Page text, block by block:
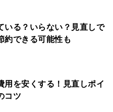
いる？いらない？見直しで
約できる可能性も
用を安くする！見直しポイ
コツ